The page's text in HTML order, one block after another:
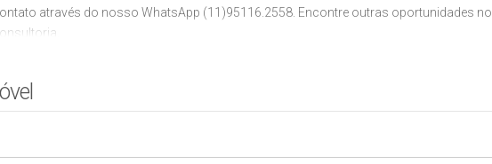
através do nosso WhatsApp (11)95116.2558. Encontre outras oportunidades no